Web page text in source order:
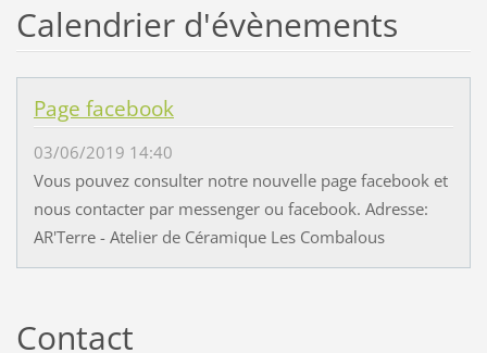
Calendrier d'évènements
Page facebook
03/06/2019 14:40
Vous pouvez consulter notre nouvelle page facebook et
nous contacter par messenger ou facebook. Adresse:
AR'Terre - Atelier de Céramique Les Combalous
Contact